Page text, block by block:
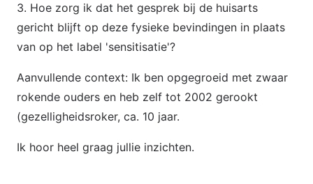
3. Hoe zorg ik dat het gesprek bij de huisarts
gericht blijft op deze fysieke bevindingen in plaats
van op het label 'sensitisatie'?
Aanvullende context: Ik ben opgegroeid met zwaar
rokende ouders en heb zelf tot 2002 gerookt
(gezelligheidsroker, ca. 10 jaar.
Ik hoor heel graag jullie inzichten.